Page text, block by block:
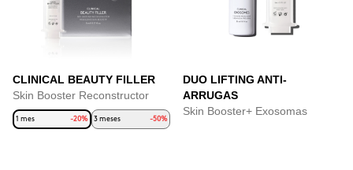
CLINICAL BEAUTY FILLER
Skin Booster Reconstructor
1 mes -20% 3 meses -50%
DUO LIFTING ANTI-
ARRUGAS
Skin Booster+ Exosomas